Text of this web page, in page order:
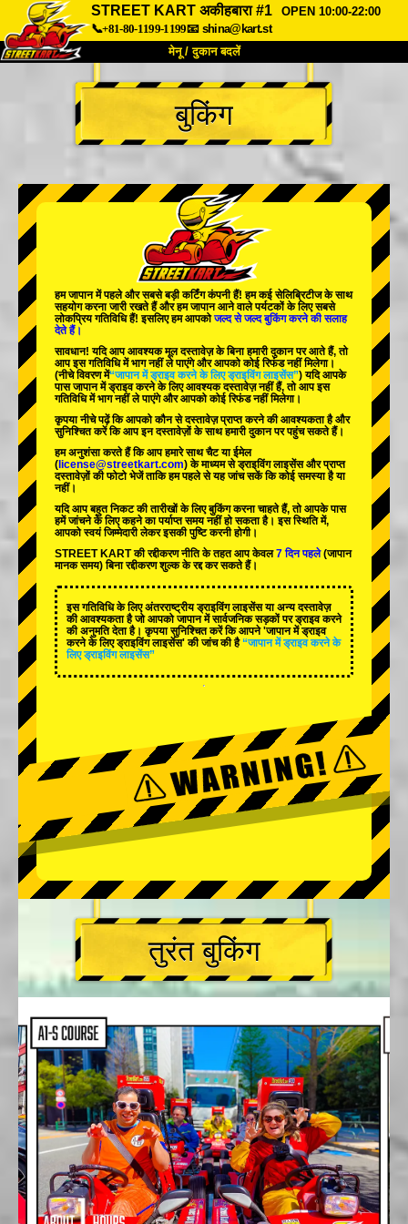
STREET KART अकीहबारा #1
OPEN 10:00-22:00
📞+81-80-1199-1199📧 shina@kart.st
मेनू / दुकान बदलें
TOP
हमारे बारे में विशेषताएँ कीमत
कंपनी बुकिंग
शाखा बदलें
टोक्यो अकीहबारा#2
टोक्यो शिबुया एनेक्स टोक्यो बे
टोक्यो असाकुसा
ओकिनावा
बुकिंग
हम जापान मेंपहलेऔरसबसे बड़ी कर्टिंग कंपनीहैं! हमकई सेलिब्रिटीजके साथ
सहयोग करना जारी रखते हैं और हम जापान आने वाले पर्यटकों के लिएसबसे
लोकप्रिय गतिविधिहैं! इसलिए हम आपकोजल्द से जल्द बुकिंग करने की सलाह
देते हैं।
सावधान! यदि आप आवश्यक मूल दस्तावेज़ के बिना हमारी दुकान पर आते हैं, तो
आप इस गतिविधि में भाग नहीं ले पाएंगे और आपको कोई रिफंड नहीं मिलेगा।
(नीचे विवरण में“जापान में ड्राइव करने के लिए ड्राइविंग लाइसेंस”) यदि आपके
पास जापान में ड्राइव करने के लिए आवश्यक दस्तावेज़ नहीं हैं, तो आप इस
गतिविधि में भाग नहीं ले पाएंगे और आपको कोई रिफंड नहीं मिलेगा।
कृपया नीचे पढ़ें कि आपको कौन से दस्तावेज़ प्राप्त करने की आवश्यकता है और
सुनिश्चित करें कि आप इन दस्तावेज़ों के साथ हमारी दुकान पर पहुंच सकते हैं।
हम अनुशंसा करते हैं कि आप हमारे साथ चैट या ईमेल
( license@streetkart.com) के माध्यम से ड्राइविंग लाइसेंस और प्राप्त
दस्तावेज़ों की फोटो भेजें ताकि हम पहले से यह जांच सकें कि कोई समस्या है या
नहीं।
यदि आप बहुत निकट की तारीखों के लिए बुकिंग करना चाहते हैं, तो आपके पास
हमें जांचने के लिए कहने का पर्याप्त समय नहीं हो सकता है। इस स्थिति में,
आपको स्वयं जिम्मेदारी लेकर इसकी पुष्टि करनी होगी।
STREET KART की रद्दीकरण नीति के तहत आप केवल7 दिन पहले(जापान
मानक समय) बिना रद्दीकरण शुल्क के रद्द कर सकते हैं।
इस गतिविधि के लिए अंतरराष्ट्रीय ड्राइविंग लाइसेंस या अन्य दस्तावेज़
की आवश्यकता है जो आपको जापान में सार्वजनिक सड़कों पर ड्राइव करने
की अनुमति देता है। कृपया सुनिश्चित करें कि आपने 'जापान में ड्राइव
करने के लिए ड्राइविंग लाइसेंस' की जांच की है “जापान में ड्राइव करने के
लिए ड्राइविंग लाइसेंस”
तुरंत बुकिंग